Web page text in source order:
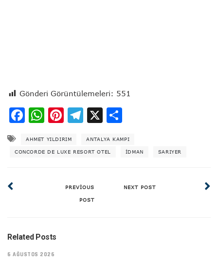
Gönderi Görüntülemeleri: 551
Facebook
WhatsApp
Pinterest
Telegram
X
AHMET YILDIRIM ANTALYA KAMPI
CONCORDE DE LUXE RESORT OTEL IDMAN SARIYER
PREVIOUS
POST
NEXT POST
Related Posts
6 AĞUSTOS 2026